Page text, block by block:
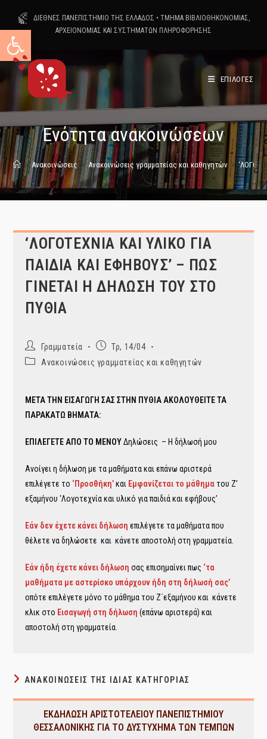
Ανοίξτε τη γραμμή εργαλείων
content
ΔΙΕΘΝΕΣ ΠΑΝΕΠΙΣΤΗΜΙΟ ΤΗΣ ΕΛΛΑΔΟΣ • ΤΜΗΜΑ ΒΙΒΛΙΟΘΗΚΟΝΟΜΙΑΣ,
ΑΡΧΕΙΟΝΟΜΙΑΣ ΚΑΙ ΣΥΣΤΗΜΑΤΩΝ ΠΛΗΡΟΦΟΡΗΣΗΣ
ΕΠΙΛΟΓΕΣ
Ενότητα ανακοινώσεων
> Ανακοινώσεις > Ανακοινώσεις γραμματείας και καθηγητών >
‘ΛΟΓΟΤΕΧΝΙΑ ΚΑΙ ΥΛΙΚΟ ΓΙΑ
ΠΑΙΔΙΑ ΚΑΙ ΕΦΗΒΟΥΣ’ – ΠΩΣ
ΓΙΝΕΤΑΙ Η ΔΗΛΩΣΗ ΤΟΥ ΣΤΟ
ΠΥΘΙΑ
Post
author:
Γραμματεία
PostΤρ, 14/04
PostΑνακοινώσεις γραμματείας και καθηγητών
ΜΕΤΑ ΤΗΝ ΕΙΣΑΓΩΓΗ ΣΑΣ ΣΤΗΝ ΠΥΘΙΑ ΑΚΟΛΟΥΘΕΙΤΕ ΤΑ
ΠΑΡΑΚΑΤΩ ΒΗΜΑΤΑ:
ΕΠΙΛΕΓΕΤΕ ΑΠΟ ΤΟ ΜΕΝΟΥΔηλώσεις – Η δήλωσή μου
Ανοίγει η δήλωση με τα μαθήματα και επάνω αριστερά
επιλέγετε το ‘Προσθήκη’και Εμφανίζεται το μάθηματου Ζ’
εξαμήνου ‘Λογοτεχνία και υλικό για παιδιά και εφήβους’
Εάν δεν έχετε κάνει δήλωση επιλέγετε τα μαθήματα που
θέλετε να δηλώσετε και κάνετε αποστολή στη γραμματεία.
Εάν ήδη έχετε κάνει δήλωση σας επισημαίνει πως ‘τα
μαθήματα με αστερίσκο υπάρχουν ήδη στη δήλωσή σας’
οπότε επιλέγετε μόνο το μάθημα του Ζ΄εξαμήνου και κάνετε
κλικ στο Εισαγωγή στη δήλωση (επάνω αριστερά) και
αποστολή στη γραμματεία.
ΑΝΑΚΟΙΝΏΣΕΙΣ ΤΗΣ ΊΔΙΑΣ ΚΑΤΗΓΟΡΊΑΣ
ΕΚΔΗΛΩΣΗ ΑΡΙΣΤΟΤΕΛΕΙΟΥ ΠΑΝΕΠΙΣΤΗΜΙΟΥ
ΘΕΣΣΑΛΟΝΙΚΗΣ ΓΙΑ ΤΟ ΔΥΣΤΥΧΗΜΑ ΤΩΝ ΤΕΜΠΩΝ